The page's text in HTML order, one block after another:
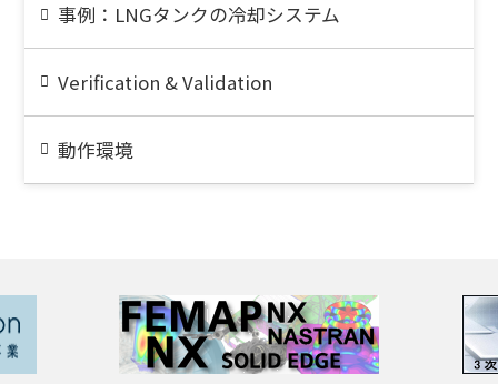
事例：LNGタンクの冷却システム
Verification & Validation
動作環境